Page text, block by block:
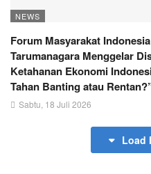
NEWS
Forum Masyarakat
Tarumanagara Menggelar
Ketahanan Ekonomi
Tahan Banting atau
Sabtu, 18 Juli 2026
Load